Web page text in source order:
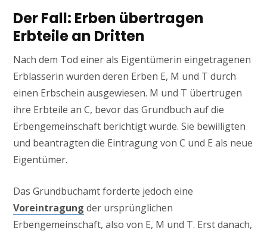
Der Fall: Erben übertragen
Erbteile an Dritten
Nach dem Tod einer als Eigentümerin eingetragenen
Erblasserin wurden deren Erben E, M und T durch
einen Erbschein ausgewiesen. M und T übertrugen
ihre Erbteile an C, bevor das Grundbuch auf die
Erbengemeinschaft berichtigt wurde. Sie bewilligten
und beantragten die Eintragung von C und E als neue
Eigentümer.
Das Grundbuchamt forderte jedoch eine
Voreintragung der ursprünglichen
Erbengemeinschaft, also von E, M und T. Erst danach,